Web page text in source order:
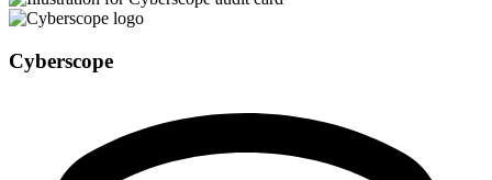
Cyberscope